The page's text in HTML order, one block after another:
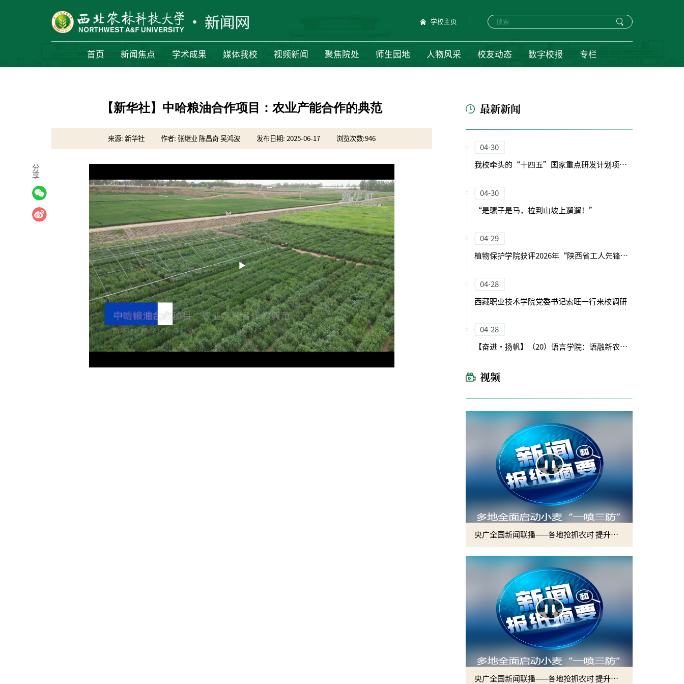
学校主页
首页 新闻焦点 学术成果 媒体我校 视频新闻 聚焦院处 师生园地 人物风采 校友动态 数字校报 专栏
【新华社】中哈粮油合作项目：农业产能合作的典范
来源: 新华社 作者: 张继业 陈昌奇 吴鸿波 发布日期: 2025-06-17 浏览次数:946
Play
Video
分
享
最新新闻
04-30
我校牵头的“十四五”国家重点研发计划项目启动会暨实施方案论证会顺利召开
04-30
“是骡子是马，拉到山坡上遛遛！”
04-29
植物保护学院获评2026年“陕西省工人先锋号”
04-28
西藏职业技术学院党委书记索旺一行来校调研
04-28
【奋进・扬帆】（20）语言学院：语融新农启征程 文润育人谱新篇
视频
央广全国新闻联播——各地抢抓农时 提升春管效率 夯实夏粮增收基础 (2)
央广全国新闻联播——各地抢抓农时 提升春管效率 夯实夏粮增收基础 (1)